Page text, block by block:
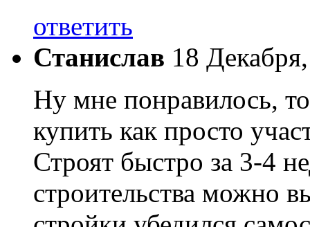
ответить
Станислав 18
Ну мне понравилось,
купить как просто
Строят быстро за 3-4
строительства можно